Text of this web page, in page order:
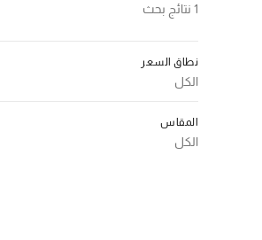
1 نتائج بحث
نطاق السعر
الكل
المقاس
الكل